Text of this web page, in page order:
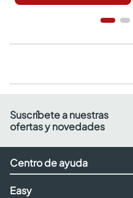
Suscríbete a nuestras
ofertas y novedades
Centro de ayuda
Easy